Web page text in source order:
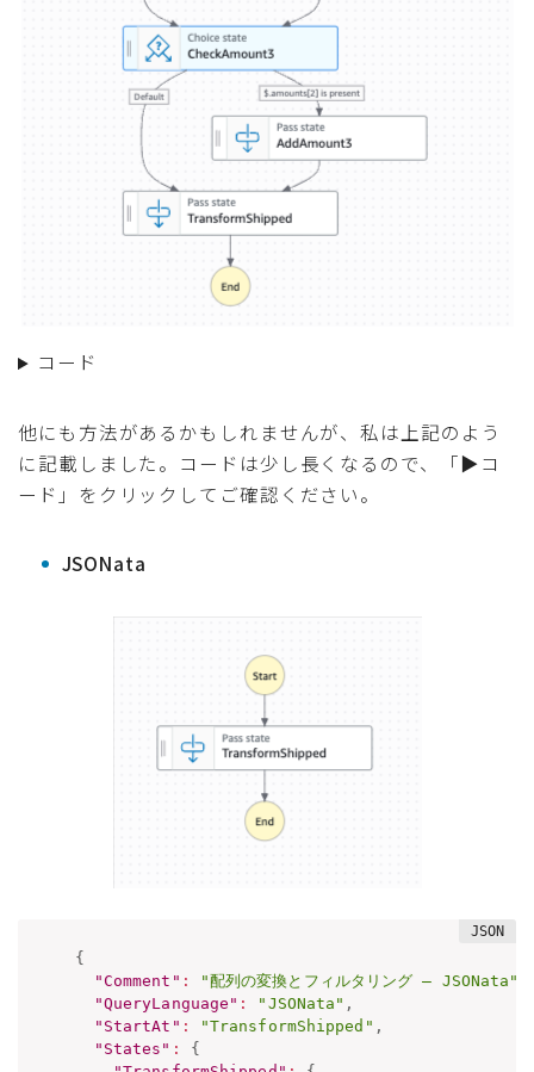
コード
他にも方法があるかもしれませんが、私は上記のよう
に記載しました。コードは少し長くなるので、「▶︎コ
ード」をクリックしてご確認ください。
JSONata
{
"Comment" : "配列の変換とフィルタリング – JSONata"
"QueryLanguage" : "JSONata" ,
"StartAt" : "TransformShipped" ,
"States" :
{